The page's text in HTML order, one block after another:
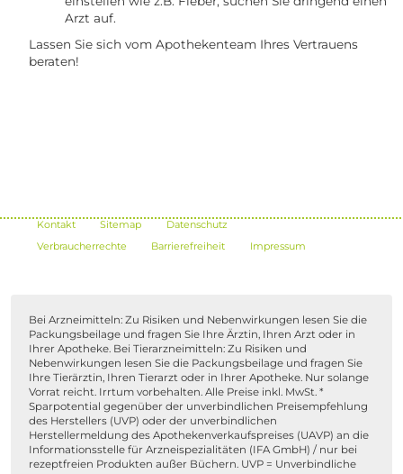
Arzt auf.
Lassen Sie sich vom Apothekenteam Ihres Vertrauens
beraten!
Kontakt Sitemap
Datenschutz
Verbraucherrechte
Barrierefreiheit Impressum
Bei Arzneimitteln: Zu Risiken und Nebenwirkungen lesen Sie die
Packungsbeilage und fragen Sie Ihre Ärztin, Ihren Arzt oder in
Ihrer Apotheke. Bei Tierarzneimitteln: Zu Risiken und
Nebenwirkungen lesen Sie die Packungsbeilage und fragen Sie
Ihre Tierärztin, Ihren Tierarzt oder in Ihrer Apotheke. Nur solange
Vorrat reicht. Irrtum vorbehalten. Alle Preise inkl. MwSt. *
Sparpotential gegenüber der unverbindlichen Preisempfehlung
des Herstellers (UVP) oder der unverbindlichen
Herstellermeldung des Apothekenverkaufspreises (UAVP) an die
Informationsstelle für Arzneispezialitäten (IFA GmbH) / nur bei
rezeptfreien Produkten außer Büchern. UVP = Unverbindliche